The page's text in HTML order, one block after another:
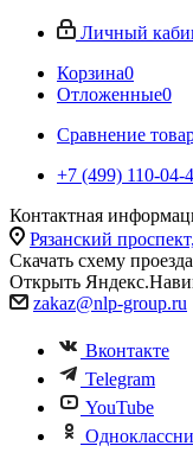
Личный
Корзина0
Отложенные0
Сравнение
+7 (499) 110-04-
Контактная
Рязанский
Скачать схему
Открыть
zakaz@nlp-group.ru
Вконтакте
Telegram
YouTube